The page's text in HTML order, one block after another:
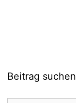
Beitrag suchen